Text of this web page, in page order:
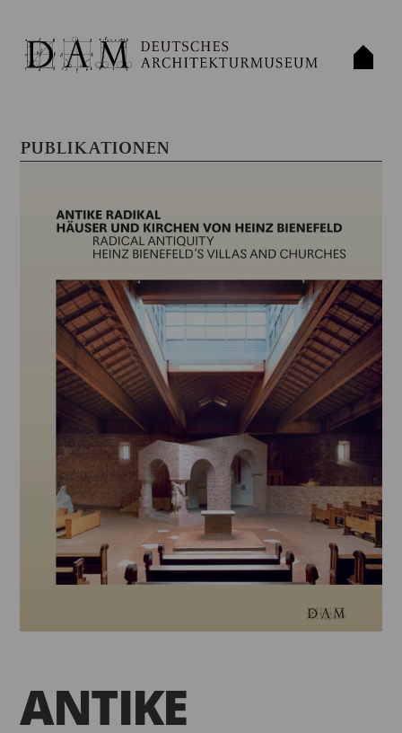
PUBLIKATIONEN
ANTIKE